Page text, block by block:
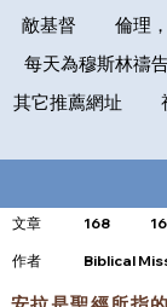
敵基督
倫理
每天為穆斯林禱
其它推薦網址
文章 168 16
​作者 Biblical